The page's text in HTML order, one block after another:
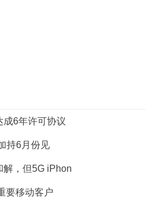
成6年许可协议
持6月份见
解，但5G iPhon
要移动客户